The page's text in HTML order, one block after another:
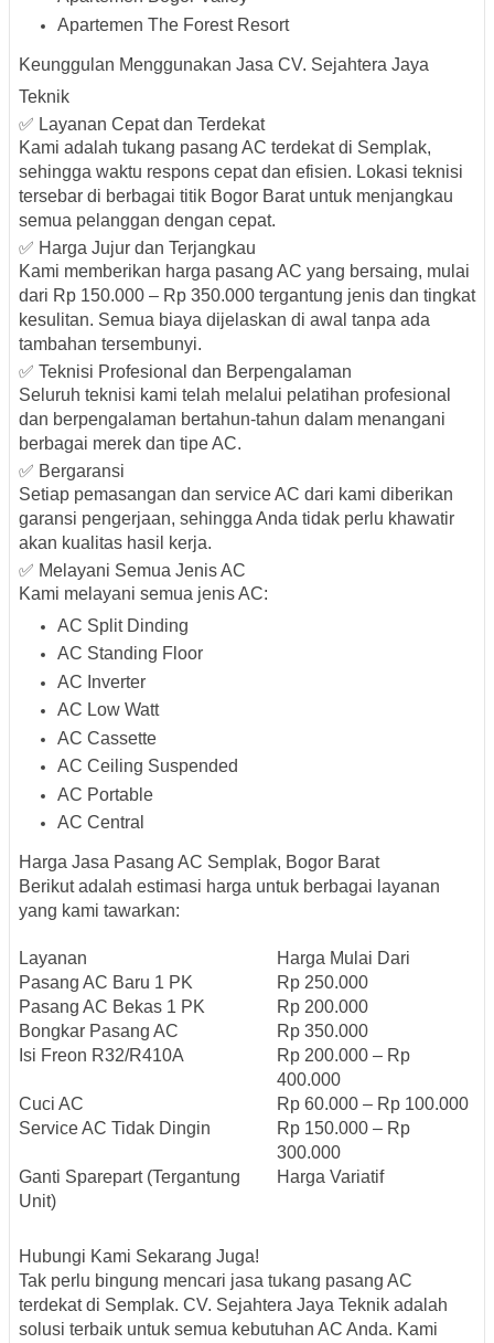
Apartemen The Forest Resort
Keunggulan Menggunakan Jasa CV. Sejahtera Jaya
Teknik
✅ Layanan Cepat dan Terdekat
Kami adalah tukang pasang AC terdekat di Semplak,
sehingga waktu respons cepat dan efisien. Lokasi teknisi
tersebar di berbagai titik Bogor Barat untuk menjangkau
semua pelanggan dengan cepat.
✅ Harga Jujur dan Terjangkau
Kami memberikan harga pasang AC yang bersaing, mulai
dari Rp 150.000 – Rp 350.000 tergantung jenis dan tingkat
kesulitan. Semua biaya dijelaskan di awal tanpa ada
tambahan tersembunyi.
✅ Teknisi Profesional dan Berpengalaman
Seluruh teknisi kami telah melalui pelatihan profesional
dan berpengalaman bertahun-tahun dalam menangani
berbagai merek dan tipe AC.
✅ Bergaransi
Setiap pemasangan dan service AC dari kami diberikan
garansi pengerjaan, sehingga Anda tidak perlu khawatir
akan kualitas hasil kerja.
✅ Melayani Semua Jenis AC
Kami melayani semua jenis AC:
AC Split Dinding
AC Standing Floor
AC Inverter
AC Low Watt
AC Cassette
AC Ceiling Suspended
AC Portable
AC Central
Harga Jasa Pasang AC Semplak, Bogor Barat
Berikut adalah estimasi harga untuk berbagai layanan
yang kami tawarkan:
Layanan
Harga Mulai Dari
Pasang AC Baru 1 PK
Rp 250.000
Pasang AC Bekas 1 PK
Rp 200.000
Bongkar Pasang AC
Rp 350.000
Isi Freon R32/R410A
Rp 200.000 – Rp
400.000
Cuci AC
Rp 60.000 – Rp 100.000
Service AC Tidak Dingin
Rp 150.000 – Rp
300.000
Ganti Sparepart (Tergantung
Unit)
Harga Variatif
Hubungi Kami Sekarang Juga!
Tak perlu bingung mencari jasa tukang pasang AC
terdekat di Semplak. CV. Sejahtera Jaya Teknik adalah
solusi terbaik untuk semua kebutuhan AC Anda. Kami